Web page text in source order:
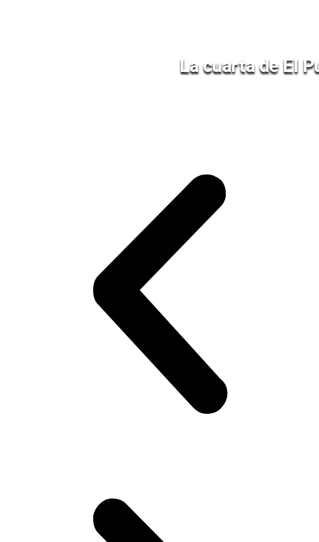
La cuarta de El